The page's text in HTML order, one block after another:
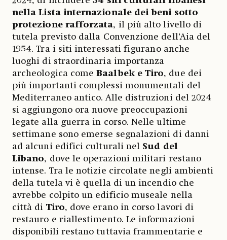
nella Lista internazionale dei beni sotto
protezione rafforzata, il più alto livello di
tutela previsto dalla Convenzione dell’Aia del
1954. Tra i siti interessati figurano anche
luoghi di straordinaria importanza
archeologica comeBaalbek e Tiro, due dei
più importanti complessi monumentali del
Mediterraneo antico. Alle distruzioni del 2024
si aggiungono ora nuove preoccupazioni
legate alla guerra in corso. Nelle ultime
settimane sono emerse segnalazioni di danni
ad alcuni edifici culturali nel Sud del
Libano, dove le operazioni militari restano
intense. Tra le notizie circolate negli ambienti
della tutela vi è quella di un incendio che
avrebbe colpito un edificio museale nella
città di Tiro, dove erano in corso lavori di
restauro e riallestimento. Le informazioni
disponibili restano tuttavia frammentarie e